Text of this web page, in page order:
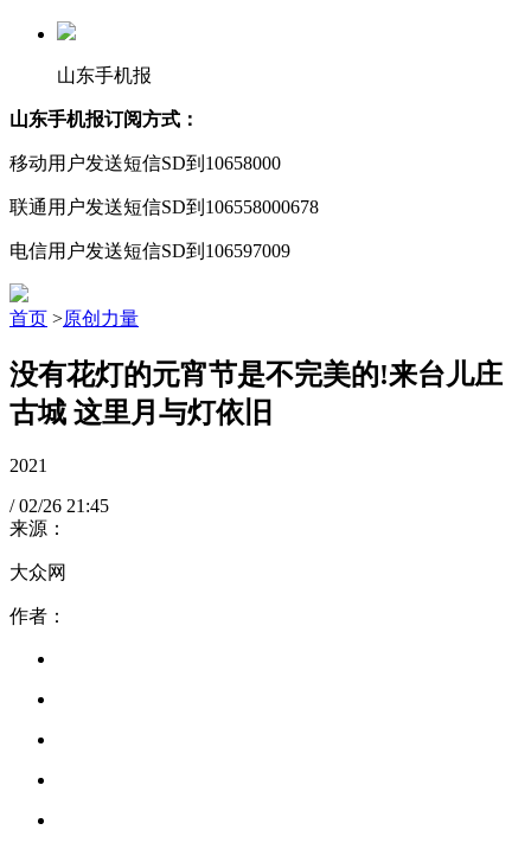
山东手机报
山东手机报订阅方式：
移动用户发送短信SD到10658000
联通用户发送短信SD到106558000678
电信用户发送短信SD到106597009
首页 >原创力量
没有花灯的元宵节是不完美的!来台儿庄
古城 这里月与灯依旧
2021
/ 02/26 21:45
来源：
大众网
作者：